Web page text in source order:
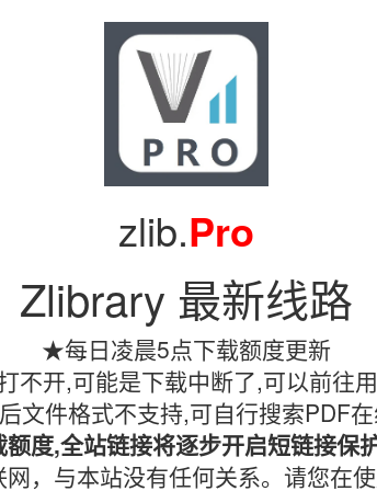
zlib.Pro
Zlibrary 最新线路
★每日凌晨5点下载额度更新
不开,可能是下载中断了,可以前往
文件格式不支持,可自行搜索PDF
度,全站链接将逐步开启短链接保
，与本站没有任何关系。请您在使